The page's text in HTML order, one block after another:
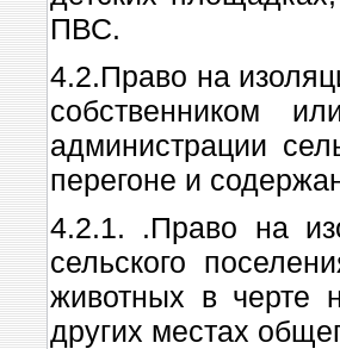
ПВС.
4.2.Право на
собственником
администрации
перегоне и
4.2.1. .Право на
сельского
животных в черте
других местах